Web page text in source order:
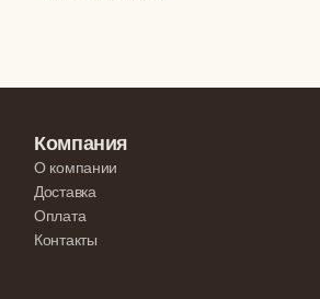
Компания
О компании
Доставка
Оплата
Контакты